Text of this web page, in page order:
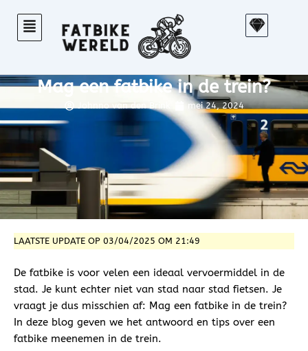
S
k
t
c
h
Mag een fatbike in de trein?
Johnno van den Brink mei 24, 2024
LAATSTE UPDATE OP 03/04/2025 OM 21:49
De fatbike is voor velen een ideaal vervoermiddel in de
stad. Je kunt echter niet van stad naar stad fietsen. Je
vraagt je dus misschien af: Mag een fatbike in de trein?
In deze blog geven we het antwoord en tips over een
fatbike meenemen in de trein.